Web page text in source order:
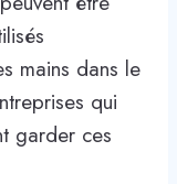
mains dans le
qui
garder ces